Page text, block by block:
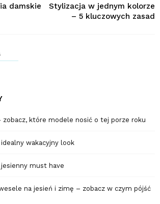
damskie
Stylizacja w jednym kolorze
– 5 kluczowych zasad
zobacz, które modele nosić o tej porze roku
wakacyjny look
must have
na jesień i zimę – zobacz w czym pójść